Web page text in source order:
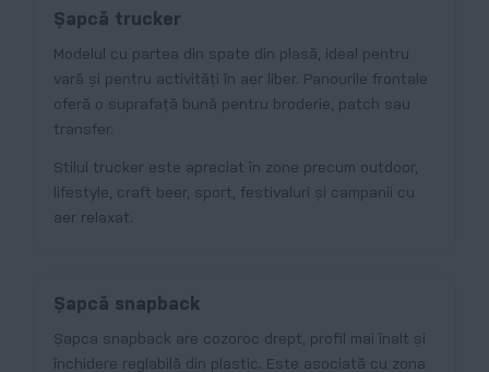
Șapcă trucker
Modelul cu partea din spate din plasă, ideal pentru
vară și pentru activități în aer liber. Panourile frontale
oferă o suprafață bună pentru broderie, patch sau
transfer.
Stilul trucker este apreciat în zone precum outdoor,
lifestyle, craft beer, sport, festivaluri și campanii cu
aer relaxat.
Șapcă snapback
Șapca snapback are cozoroc drept, profil mai înalt și
închidere reglabilă din plastic. Este asociată cu zona